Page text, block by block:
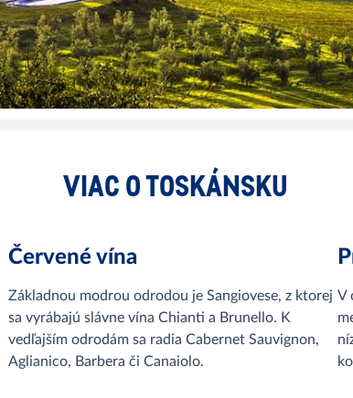
VIAC O TOSKÁNSKU
Červené vína
Základnou modrou odrodou je Sangiovese, z ktorej
sa vyrábajú slávne vína Chianti a Brunello. K
vedľajším odrodám sa radia Cabernet Sauvignon,
Aglianico, Barbera či Canaiolo.
V